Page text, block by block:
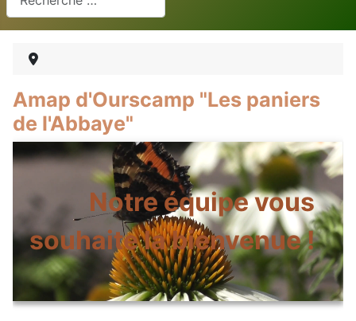
Amap d'Ourscamp "Les paniers
de l'Abbaye"
Notre équipe vous
souhaite la bienvenue !